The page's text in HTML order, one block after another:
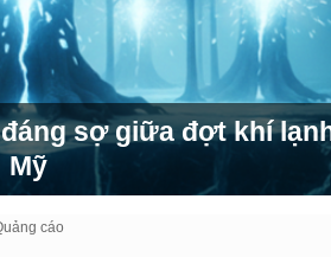
sợ giữa đợt khí
Mỹ